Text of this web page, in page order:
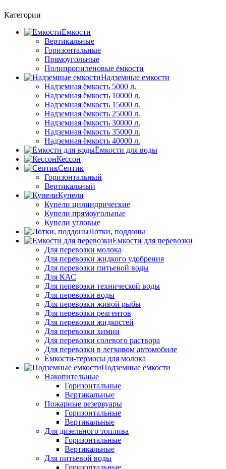
Категории
Емкости
Вертикальные
Горизонтальные
Прямоугольные
Полипропиленовые ёмкости
Надземные емкости
Надземная ёмкость 5000 л.
Надземная ёмкость 10000 л.
Надземная ёмкость 15000 л.
Надземная ёмкость 25000 л.
Надземная ёмкость 30000 л.
Надземная ёмкость 35000 л.
Надземная ёмкость 40000 л.
Ёмкости для воды
Кессон
Септик
Горизонтальный
Вертикальный
Купели
Купели цилиндрические
Купели прямоугольные
Купели угловые
Лотки, поддоны
Емкости для перевозки
Для перевозки молока
Для перевозки жидкого удобрения
Для перевозки питьевой воды
Для КАС
Для перевозки технической воды
Для перевозки воды
Для перевозки живой рыбы
Для перевозки реагентов
Для перевозки жидкостей
Для перевозки химии
Для перевозки солевого раствора
Для перевозки в легковом автомобиле
Ёмкости-термосы для молока
Подземные емкости
Накопительные
Горизонтальные
Вертикальные
Пожарные резервуары
Горизонтальные
Вертикальные
Для дизельного топлива
Горизонтальные
Вертикальные
Для питьевой воды
Горизонтальные